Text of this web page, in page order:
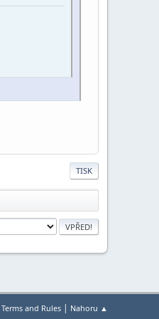
TISK
Terms and Rules | Nahoru ▲